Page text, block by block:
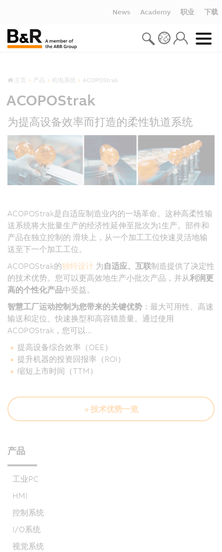
News Academy 职业 下载
主页 产品 机电系统 ACOPOStrak
ACOPOStrak
为提高设备效率而打造的柔性轨道系统
ACOPOStrak是自适应制造业内的一场革命。这种高柔性输
送系统将大批量生产的经济性延伸至批次为1生产。部件和
产品在独立控制的 滑块上，从一个加工工位快速灵活地输
送至下一个加工工位。
ACOPOStrak的独特设计 为自适应、互联制造提供了决定性
的技术优势。您可以更高效地生产小批次产品，并从利润更
高的个性化产品中受益。
智慧工厂运动控制为您带来的关键优势 ：最大可用性、高速
输送和定位、快速换型和高容错质量。通过使用
ACOPOStrak，您可以...
提高设备综合效率（OEE）
提升机器的投资回报率（ROI）
缩短上市时间（TTM）
» 技术优势一览
产品
工业PC
HMI
控制系统
I/O系统
视觉系统